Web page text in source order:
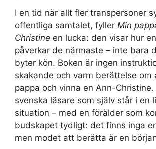
I en tid när allt fler transpersoner
offentliga samtalet, fyller Min
Christine en lucka: den visar hur
påverkar de närmaste – inte bara
byter kön. Boken är ingen
skakande och varm berättelse om
pappa och vinna en Ann-Christine.
svenska läsare som själv står i en
situation – med en förälder som
budskapet tydligt: det finns inga
men modet att berätta är en